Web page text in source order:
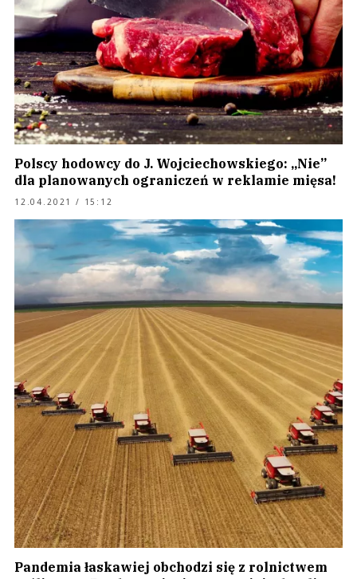
Polscy hodowcy do J. Wojciechowskiego: „Nie”
dla planowanych ograniczeń w reklamie mięsa!
12.04.2021 / 15:12
Pandemia łaskawiej obchodzi się z rolnictwem